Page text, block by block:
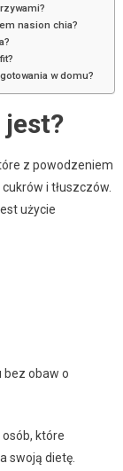
nasion chia?
w domu?
jest?
z powodzeniem
i tłuszczów.
użycie
bez obaw o
które
swoją dietę.